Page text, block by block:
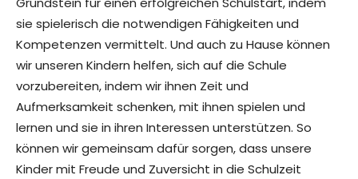
sie spielerisch die notwendigen Fähigkeiten und
Kompetenzen vermittelt. Und auch zu Hause können
wir unseren Kindern helfen, sich auf die Schule
vorzubereiten, indem wir ihnen Zeit und
Aufmerksamkeit schenken, mit ihnen spielen und
lernen und sie in ihren Interessen unterstützen. So
können wir gemeinsam dafür sorgen, dass unsere
Kinder mit Freude und Zuversicht in die Schulzeit